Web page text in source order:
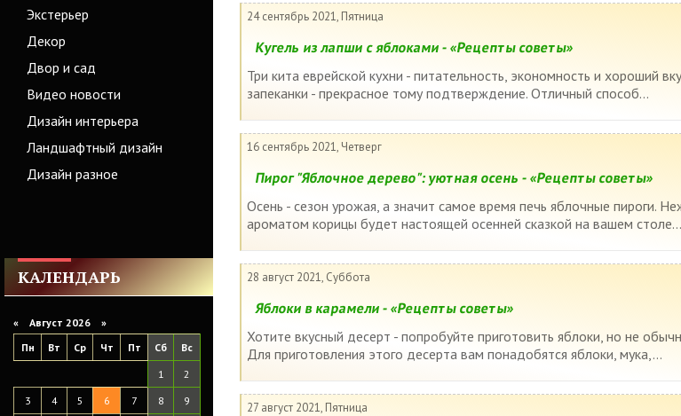
Экстерьер
Декор
Двор и сад
Видео новости
Дизайн интерьера
Ландшафтный дизайн
Дизайн разное
КАЛЕНДАРЬ
« Август 2026 »
Пн
Вт Ср Чт Пт Сб
Вс
1
2
3
4 5 6 7 8
9
24 сентябрь 2021, Пятница
Кугель из лапши с яблоками - «Рецепты советы»
Три кита еврейской кухни - питательность, экономность и хороший
запеканки - прекрасное тому подтверждение. Отличный способ...
16 сентябрь 2021, Четверг
Пирог "Яблочное дерево": уютная осень - «Рецепты советы»
Осень - сезон урожая, а значит самое время печь яблочные пироги.
ароматом корицы будет настоящей осенней сказкой на вашем
28 август 2021, Суббота
Яблоки в карамели - «Рецепты советы»
Хотите вкусный десерт - попробуйте приготовить яблоки, но не
Для приготовления этого десерта вам понадобятся яблоки, мука,...
27 август 2021, Пятница